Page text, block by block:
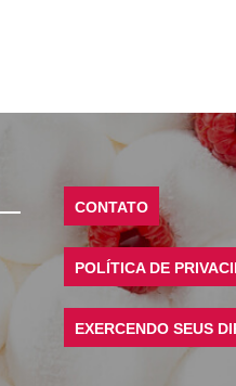
CONTATO
POLÍTICA DE
EXERCENDO SEUS